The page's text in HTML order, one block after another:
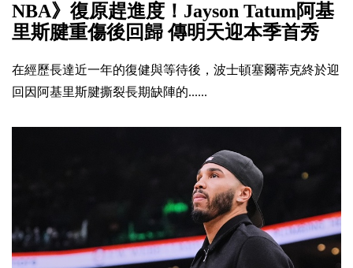
NBA》復原趕進度！Jayson Tatum阿基
里斯腱重傷後回歸 傳明天迎本季首秀
在經歷長達近一年的復健與等待後，波士頓塞爾蒂克終於迎
回因阿基里斯腱撕裂長期缺陣的......